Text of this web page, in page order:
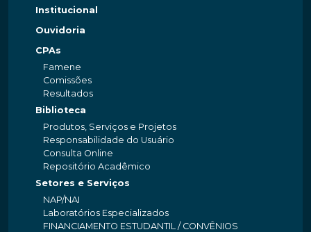
Institucional
Ouvidoria
CPAs
Famene
Comissões
Resultados
Biblioteca
Produtos, Serviços e Projetos
Responsabilidade do Usuário
Consulta Online
Repositório Acadêmico
Setores e Serviços
NAP/NAI
Laboratórios Especializados
FINANCIAMENTO ESTUDANTIL / CONVÊNIOS